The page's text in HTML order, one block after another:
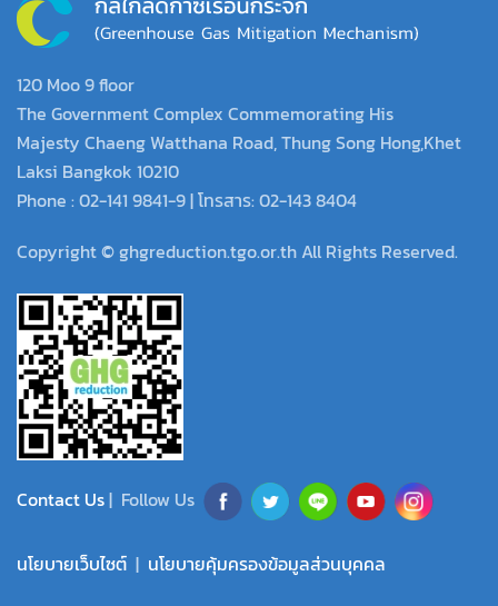
120 Moo 9 floor
The Government Complex Commemorating His
Majesty Chaeng Watthana Road, Thung Song Hong,Khet
Laksi Bangkok 10210
Phone : 02-141 9841-9 | โทรสาร: 02-143 8404
Copyright © ghgreduction.tgo.or.th All Rights Reserved.
Contact Us| Follow Us
นโยบายเว็บไซต์ | นโยบายคุ้มครองข้อมูลส่วนบุคคล